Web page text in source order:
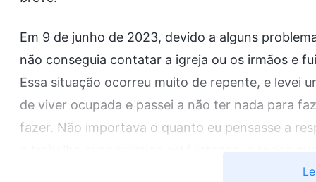
Em 9 de junho de 2023, devido a alguns
não conseguia contatar a igreja ou os irmãos e
Essa situação ocorreu muito de repente, e levei
de viver ocupada e passei a não ter nada para
fazer. Não importava o quanto eu pensasse a
tarefas a fazer. Por que meus deveres pararam